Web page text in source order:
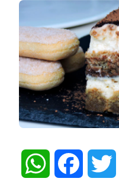
WhatsAppFacebook